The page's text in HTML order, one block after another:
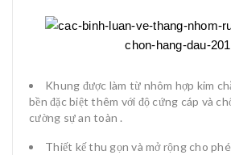
Khung được làm từ nhôm hợp kim
bền đặc biệt thêm với độ cứng cáp và
cường sự an toàn .
Thiết kế thu gọn và mở rộng cho